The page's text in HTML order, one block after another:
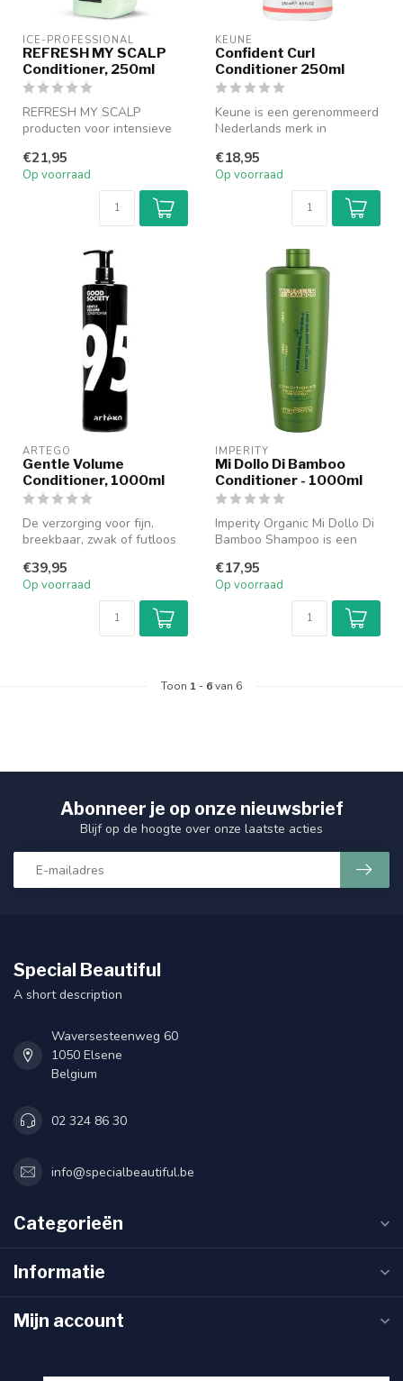
ICE-PROFESSIONAL
REFRESH MY SCALP
Conditioner, 250ml
REFRESH MY SCALP
producten voor intensieve
alle haarty...
€21,95
Op voorraad
KEUNE
Confident Curl
Conditioner 250ml
Keune is een gerenommeerd
Nederlands merk in
haarverzorging met ee...
€18,95
Op voorraad
ARTEGO
Gentle Volume
Conditioner, 1000ml
De verzorging voor fijn,
breekbaar, zwak of futloos
95...
€39,95
Op voorraad
IMPERITY
Mi Dollo Di Bamboo
Conditioner - 1000ml
Imperity Organic Mi Dollo Di
Bamboo Shampoo is een
shampoo ...
€17,95
Op voorraad
Toon 1 - 6van 6
Abonneer je op onze nieuwsbrief
Blijf op de hoogte over onze laatste acties
Special Beautiful
A short description
Waversesteenweg 60
1050 Elsene
Belgium
02 324 86 30
info@specialbeautiful.be
Categorieën
Informatie
Mijn account